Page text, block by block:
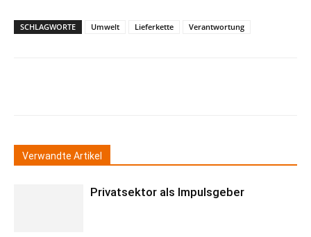
SCHLAGWORTE Umwelt Lieferkette Verantwortung
Verwandte Artikel
Privatsektor als Impulsgeber